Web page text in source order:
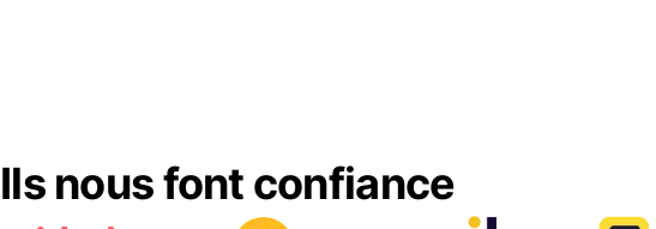
Ils nous font confiance